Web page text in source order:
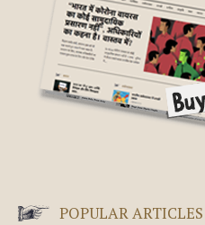
POPULAR ARTICLES